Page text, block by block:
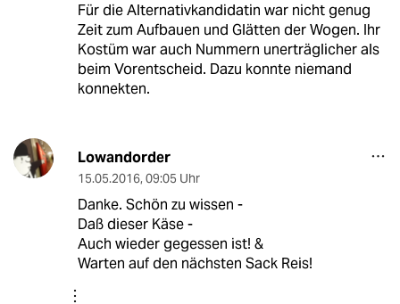
Für die Alternativkandidatin war nicht genug
Zeit zum Aufbauen und Glätten der Wogen. Ihr
Kostüm war auch Nummern unerträglicher als
beim Vorentscheid. Dazu konnte niemand
konnekten.
Lowandorder
15.05.2016, 09:05 Uhr
Danke. Schön zu wissen -
Daß dieser Käse -
Auch wieder gegessen ist! &
Warten auf den nächsten Sack Reis!